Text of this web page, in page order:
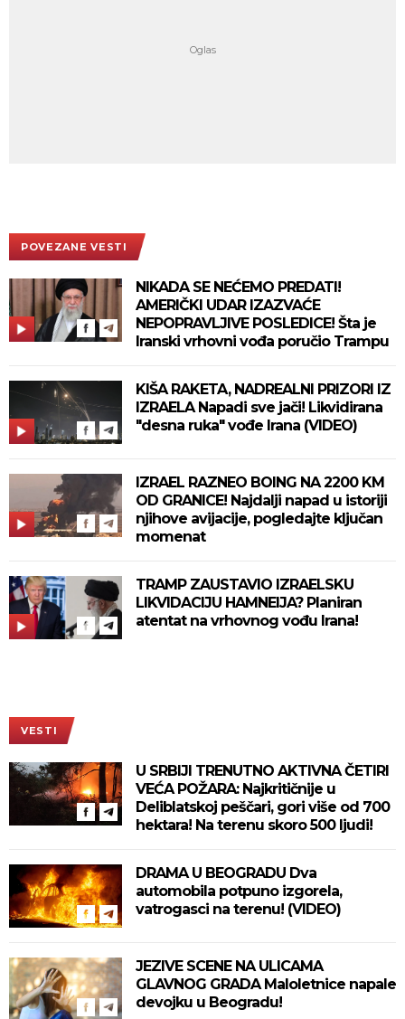
POVEZANE VESTI
NIKADA SE NEĆEMO PREDATI!
AMERIČKI UDAR IZAZVAĆE
NEPOPRAVLJIVE POSLEDICE! Šta je
Iranski vrhovni vođa poručio Trampu
KIŠA RAKETA, NADREALNI PRIZORI IZ
IZRAELA Napadi sve jači! Likvidirana
"desna ruka" vođe Irana (VIDEO)
IZRAEL RAZNEO BOING NA 2200 KM
OD GRANICE! Najdalji napad u istoriji
njihove avijacije, pogledajte ključan
momenat
TRAMP ZAUSTAVIO IZRAELSKU
LIKVIDACIJU HAMNEIJA? Planiran
atentat na vrhovnog vođu Irana!
VESTI
U SRBIJI TRENUTNO AKTIVNA ČETIRI
VEĆA POŽARA: Najkritičnije u
Deliblatskoj peščari, gori više od 700
hektara! Na terenu skoro 500 ljudi!
DRAMA U BEOGRADU Dva
automobila potpuno izgorela,
vatrogasci na terenu! (VIDEO)
JEZIVE SCENE NA ULICAMA
GLAVNOG GRADA Maloletnice napale
devojku u Beogradu!